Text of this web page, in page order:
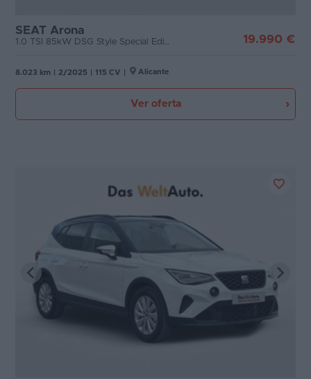
SEAT Arona
1.0 TSI 85kW DSG Style Special Edition 19.990 €
8.023 km 2/2025 115 CV Alicante
Ver oferta